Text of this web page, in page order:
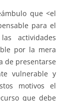
que <el
para el
actividades
por la mera
de presentarse
vulnerable y
motivos el
que debe